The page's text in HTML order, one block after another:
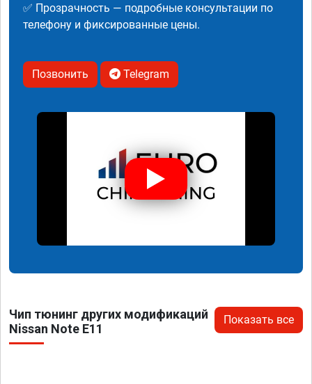
✅ Прозрачность — подробные консультации по
телефону и фиксированные цены.
Позвонить Telegram
Чип тюнинг других модификаций
Nissan Note E11
Показать все